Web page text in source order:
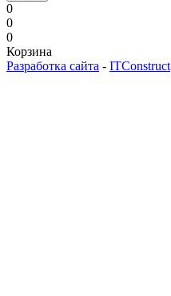
0
0
0
Корзина
Разработка сайта - ITConstruct